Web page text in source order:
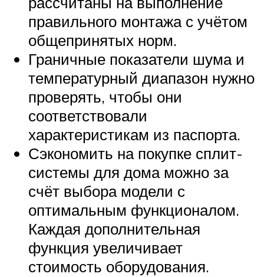
правильного монтажа с учётом
общепринятых норм.
Граничные показатели шума и
температурный диапазон нужно
проверять, чтобы они
соответствовали
характеристикам из паспорта.
Сэкономить на покупке сплит-
системы для дома можно за
счёт выбора модели с
оптимальным функционалом.
Каждая дополнительная
функция увеличивает
стоимость оборудования.